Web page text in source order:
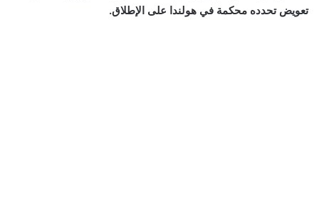
تعويض تحدده محكمة في هولندا على الإطلاق.